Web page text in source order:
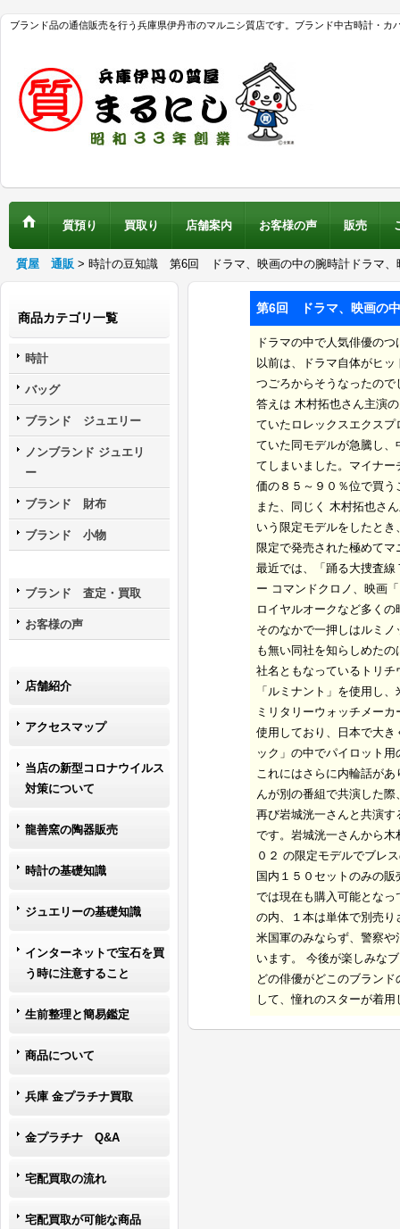
ブランド品の通信販売を行う兵庫県伊丹市のマルニシ質店です。ブランド中古時計・カ
質預り 買取り 店舗案内 お客様の声 販売
質屋 通販 > 時計の豆知識 第6回 ドラマ、映画の中の腕時計ドラマ、
商品カテゴリ一覧
時計
バッグ
ブランド ジュエリー
ノンブランド ジュエリ
ー
ブランド 財布
ブランド 小物
ブランド 査定・買取
お客様の声
店舗紹介
アクセスマップ
当店の新型コロナウイルス
対策について
龍善窯の陶器販売
時計の基礎知識
ジュエリーの基礎知識
インターネットで宝石を買
う時に注意すること
生前整理と簡易鑑定
商品について
兵庫 金プラチナ買取
金プラチナ Q&A
宅配買取の流れ
宅配買取が可能な商品
第6回 ドラマ、映画の
ドラマの中で人気俳優の
以前は、ドラマ自体がヒ
つごろからそうなったので
答えは 木村拓也さん主演
ていた ロレックスエクス
ていた同モデルが急騰し
てしまいました。マイナ
価の８５～９０％位で買う
また、同じく 木村拓也さ
いう限定モデルをしたと
限定で発売された極めて
最近では、「踊る大捜査
ー コマンドクロノ、映画
ロイヤルオークなど多く
そのなかで一押しはルミノ
も無い同社を知らしめた
社名ともなっているトリ
「ルミナント」を使用し
ミリタリーウォッチメー
使用しており、日本で大
ック」の中でパイロット
これにはさらに内輪話が
んが別の番組で共演した
再び岩城洸一さんと共演
です。岩城洸一さんから
０２ の限定モデルでブレ
国内１５０セットのみの
では現在も購入可能とな
の内、１本は単体で別売り
米国軍のみならず、警察
います。 今後が楽しみな
どの俳優がどこのブラン
して、憧れのスターが着